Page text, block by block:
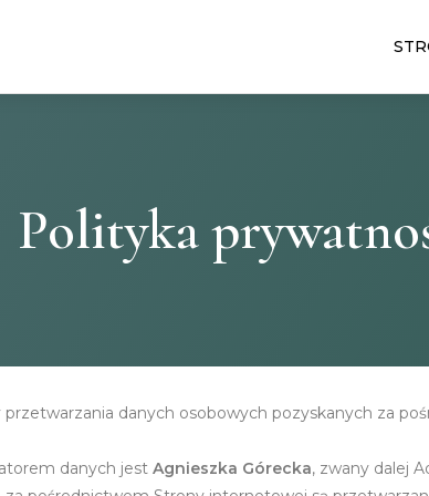
Polityka
przetwarzania danych osobowych pozyskanych za
danych jest Agnieszka Górecka, zwany dalej